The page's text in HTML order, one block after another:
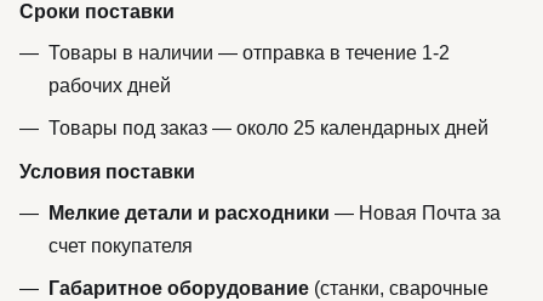
Сроки поставки
Товары в наличии — отправка в течение 1-2
рабочих дней
Товары под заказ — около 25 календарных дней
Условия поставки
Мелкие детали и расходники — Новая Почта за
счет покупателя
Габаритное оборудование (станки, сварочные